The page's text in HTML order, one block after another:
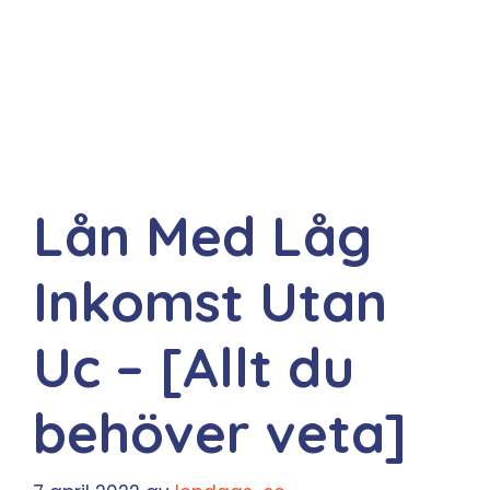
Lån Med Låg
Inkomst Utan
Uc – [Allt du
behöver veta]